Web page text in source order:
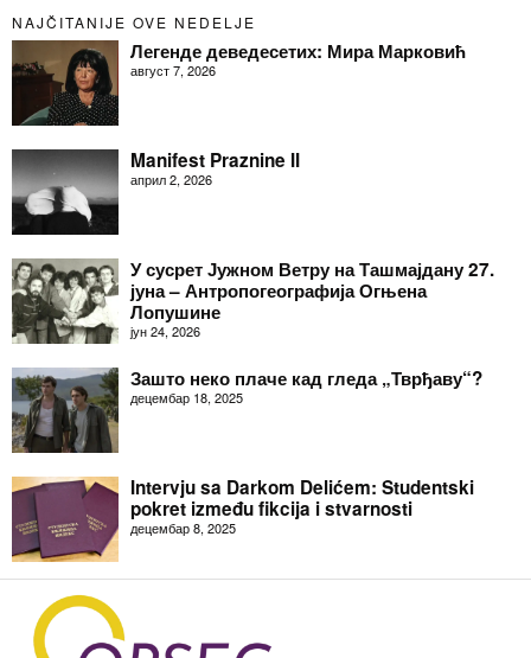
NAJČITANIJE OVE NEDELJE
Легенде деведесетих: Мира Марковић
август 7, 2026
Manifest Praznine II
април 2, 2026
У сусрет Јужном Ветру на Ташмајдану 27.
јуна – Антропогеографија Огњена
Лопушине
јун 24, 2026
Зашто неко плаче кад гледа „Тврђаву“?
децембар 18, 2025
Intervju sa Darkom Delićem: Studentski
pokret između fikcija i stvarnosti
децембар 8, 2025